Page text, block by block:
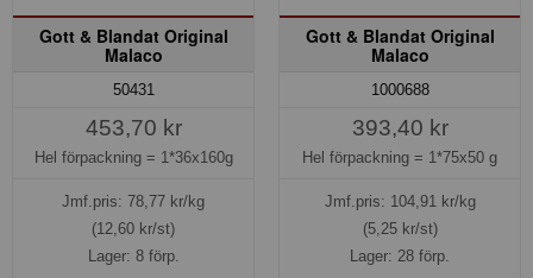
Gott & Blandat Original
Malaco
50431
453,70 kr
Hel förpackning = 1*36x160g
Jmf.pris: 78,77 kr/kg
(12,60 kr/st)
Lager: 8 förp.
Gott & Blandat Original
Malaco
1000688
393,40 kr
Hel förpackning = 1*75x50 g
Jmf.pris: 104,91 kr/kg
(5,25 kr/st)
Lager: 28 förp.